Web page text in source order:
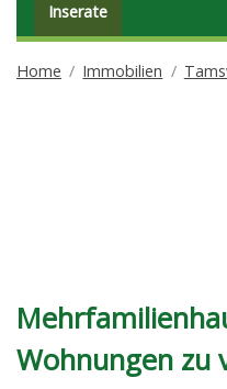
Inserate
Home Immobilien
Wohnungen zu